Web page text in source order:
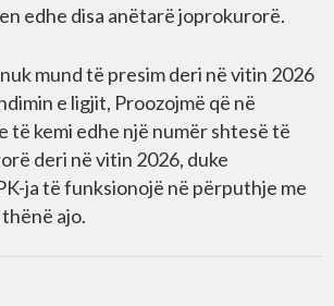
edhe disa anëtarë joprokurorë.
mund të presim deri në vitin 2026
e ligjit, Proozojmë që në
të kemi edhe një numër shtesë të
deri në vitin 2026, duke
ja të funksionojë në përputhje me
ajo.